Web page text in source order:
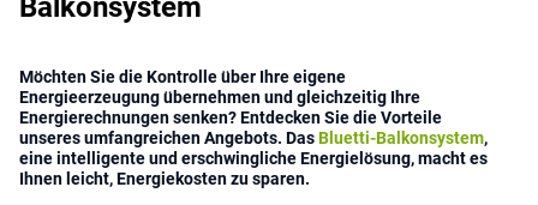
Balkonsystem
Möchten Sie die Kontrolle über Ihre eigene
Energieerzeugung übernehmen und gleichzeitig Ihre
Energierechnungen senken? Entdecken Sie die Vorteile
unseres umfangreichen Angebots. DasBluetti-Balkonsystem,
eine intelligente und erschwingliche Energielösung, macht es
Ihnen leicht, Energiekosten zu sparen.